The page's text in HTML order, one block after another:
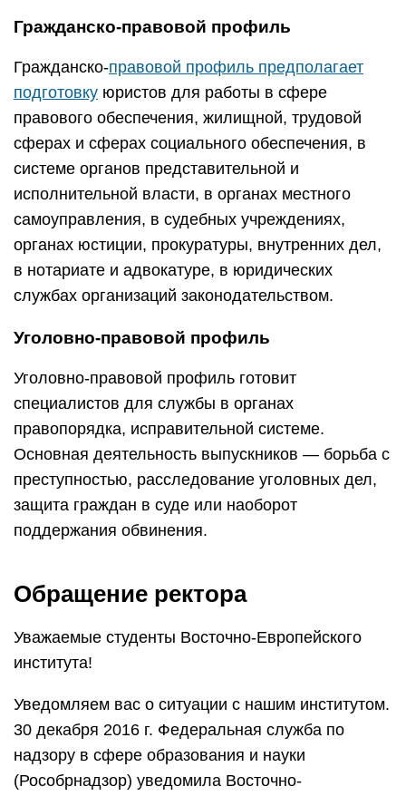
Гражданско-правовой профиль
Гражданско-правовой профиль предполагает
подготовку юристов для работы в сфере
правового обеспечения, жилищной, трудовой
сферах и сферах социального обеспечения, в
системе органов представительной и
исполнительной власти, в органах местного
самоуправления, в судебных учреждениях,
органах юстиции, прокуратуры, внутренних дел,
в нотариате и адвокатуре, в юридических
службах организаций законодательством.
Уголовно-правовой профиль
Уголовно-правовой профиль готовит
специалистов для службы в органах
правопорядка, исправительной системе.
Основная деятельность выпускников — борьба с
преступностью, расследование уголовных дел,
защита граждан в суде или наоборот
поддержания обвинения.
Обращение ректора
Уважаемые студенты Восточно-Европейского
института!
Уведомляем вас о ситуации с нашим институтом.
30 декабря 2016 г. Федеральная служба по
надзору в сфере образования и науки
(Рособрнадзор) уведомила Восточно-